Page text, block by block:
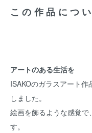
この作品につ
アートのある生活を
ISAKOのガラスアート
しました。
絵画を飾るような感覚
す。